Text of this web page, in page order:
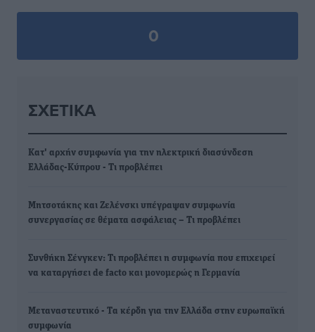
0
ΣΧΕΤΙΚΆ
Κατ' αρχήν συμφωνία για την ηλεκτρική διασύνδεση
Eλλάδας-Κύπρου - Τι προβλέπει
Μητσοτάκης και Ζελένσκι υπέγραψαν συμφωνία
συνεργασίας σε θέματα ασφάλειας – Τι προβλέπει
Συνθήκη Σένγκεν: Τι προβλέπει η συμφωνία που επιχειρεί
να καταργήσει de facto και μονομερώς η Γερμανία
Μεταναστευτικό - Tα κέρδη για την Ελλάδα στην ευρωπαϊκή
συμφωνία